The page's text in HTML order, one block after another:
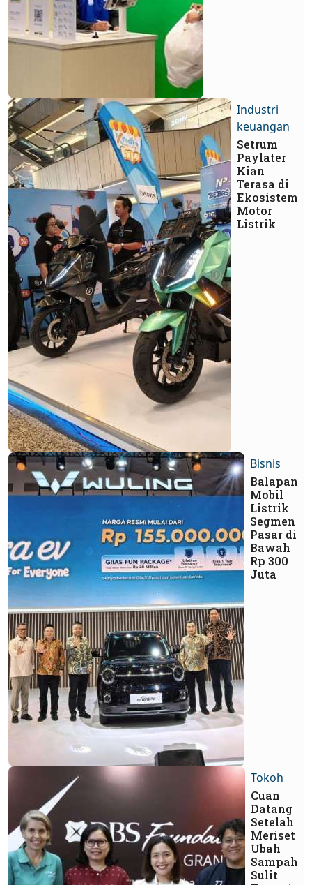
Industri
keuangan
Setrum
Paylater
Kian
Terasa di
Ekosistem
Motor
Listrik
Bisnis
Balapan
Mobil
Listrik
Segmen
Pasar di
Bawah
Rp 300
Juta
Tokoh
Cuan
Datang
Setelah
Meriset
Ubah
Sampah
Sulit